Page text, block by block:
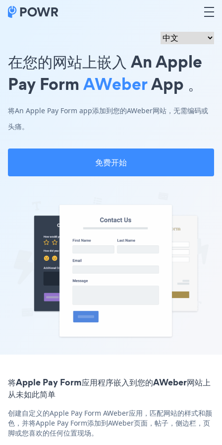
在您的网站上嵌入 An Apple
Pay Form AWeberApp 。
将An Apple Pay Form app添加到您的AWeber网站，无需编码或
头痛。
免费开始
将Apple Pay Form应用程序嵌入到您的AWeber网站上
从未如此简单
创建自定义的Apple Pay Form AWeber应用，匹配网站的样式和颜
色，并将Apple Pay Form添加到AWeber页面，帖子，侧边栏，页
脚或您喜欢的任何位置现场。